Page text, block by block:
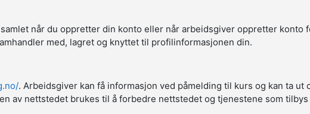
når du oppretter din konto eller når arbeidsgiver oppretter konto
med, lagret og knyttet til profilinformasjonen din.
. Arbeidsgiver kan få informasjon ved påmelding til kurs og kan ta ut
av nettstedet brukes til å forbedre nettstedet og tjenestene som tilbys